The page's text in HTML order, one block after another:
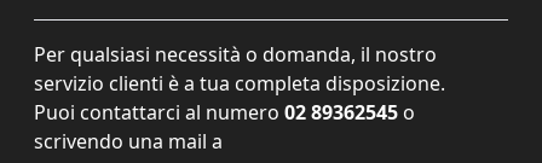
Per qualsiasi necessità o domanda, il nostro
servizio clienti è a tua completa disposizione.
Puoi contattarci al numero 02 89362545 o
scrivendo una mail a